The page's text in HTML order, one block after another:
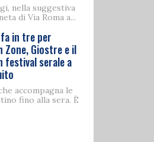
nella suggestiva
di Via Roma a...
in tre per
Zone, Giostre e il
festival serale a
accompagna le
fino alla sera. È